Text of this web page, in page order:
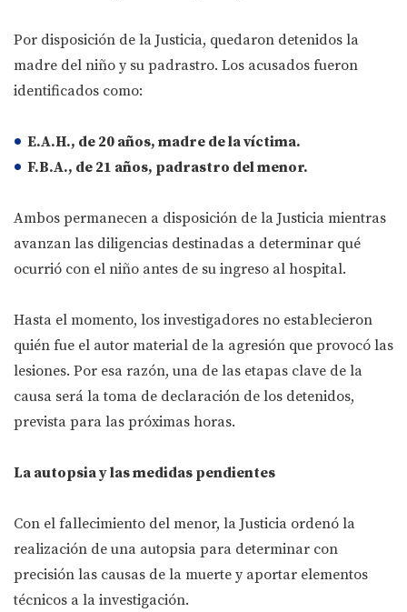
Por disposición de la Justicia, quedaron detenidos la
madre del niño y su padrastro. Los acusados fueron
identificados como:
E.A.H., de 20 años, madre de la víctima.
F.B.A., de 21 años, padrastro del menor.
Ambos permanecen a disposición de la Justicia mientras
avanzan las diligencias destinadas a determinar qué
ocurrió con el niño antes de su ingreso al hospital.
Hasta el momento, los investigadores no establecieron
quién fue el autor material de la agresión que provocó las
lesiones. Por esa razón, una de las etapas clave de la
causa será la toma de declaración de los detenidos,
prevista para las próximas horas.
La autopsia y las medidas pendientes
Con el fallecimiento del menor, la Justicia ordenó la
realización de una autopsia para determinar con
precisión las causas de la muerte y aportar elementos
técnicos a la investigación.